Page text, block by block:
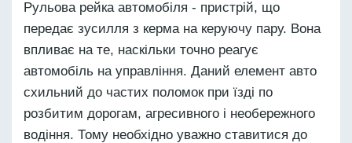
Рульова рейка автомобіля - пристрій, що
передає зусилля з керма на керуючу пару. Вона
впливає на те, наскільки точно реагує
автомобіль на управління. Даний елемент авто
схильний до частих поломок при їзді по
розбитим дорогам, агресивного і необережного
водіння. Тому необхідно уважно ставитися до